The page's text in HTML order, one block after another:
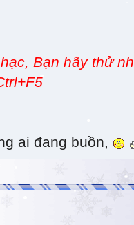
Bạn hãy thử
ai đang buồn,